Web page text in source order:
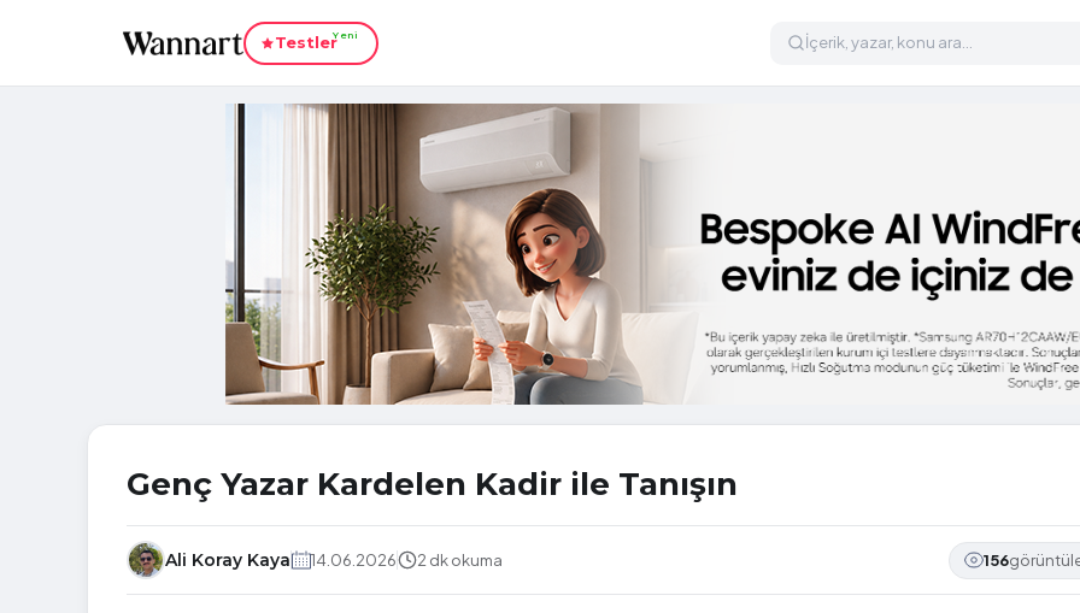
TestlerYeni
Genç Yazar Kardelen Kadir ile Tanışın
Ali Koray Kaya 14.06.2026 2 dk okuma 156